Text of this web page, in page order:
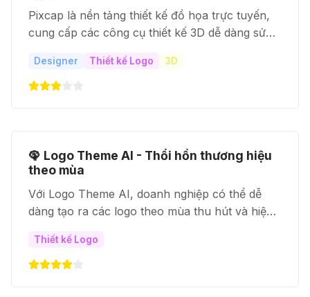
Pixcap là nền tảng thiết kế đồ họa trực tuyến,
cung cấp các công cụ thiết kế 3D dễ dàng sử
3D ấn tượng chỉ với thao tác kéo thả đơn giản,
mà không cần kỹ năng chuyên sâu.
Designer Thiết kế Logo 3D
🦚 Logo Theme AI - Thổi hồn thương hiệu
theo mùa
Với Logo Theme AI, doanh nghiệp có thể dễ
dàng tạo ra các logo theo mùa thu hút và hiệu
hút khách hàng.
Thiết kế Logo